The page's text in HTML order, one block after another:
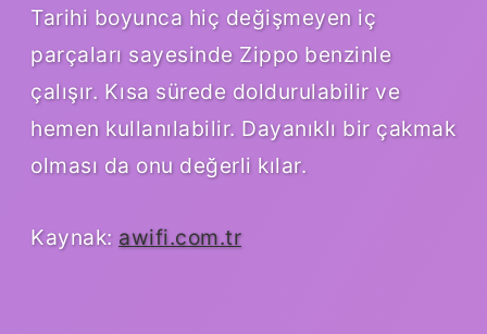
Tarihi boyunca hiç değişmeyen iç
parçaları sayesinde Zippo benzinle
çalışır. Kısa sürede doldurulabilir ve
hemen kullanılabilir. Dayanıklı bir çakmak
olması da onu değerli kılar.
Kaynak: awifi.com.tr